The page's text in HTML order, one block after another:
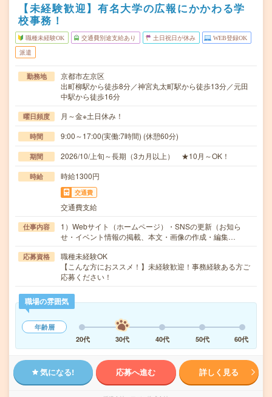
【未経験歓迎】有名大学の広報にかかわる学
校事務！
職種未経験OK 交通費別途支給あり 土日祝日が休み WEB登録OK
派遣
勤務地
京都市左京区
出町柳駅から徒歩8分／神宮丸太町駅から徒歩13分／元田
中駅から徒歩16分
曜日頻度 月～金※土日休み！
時間 9:00～17:00(実働:7時間) (休憩60分)
期間 2026/10/上旬～長期（3カ月以上） ★10月～OK！
時給 時給1300円
交通費
交通費支給
仕事内容
1）Webサイト（ホームページ）・SNSの更新（お知ら
せ・イベント情報の掲載、本文・画像の作成・編集…
応募資格
職種未経験OK
【こんな方におススメ！】未経験歓迎！事務経験ある方ご
応募ください！
職場の雰囲気
年齢層
20代
30代 40代 50代 60代
気になる! 応募へ進む 詳しく見る